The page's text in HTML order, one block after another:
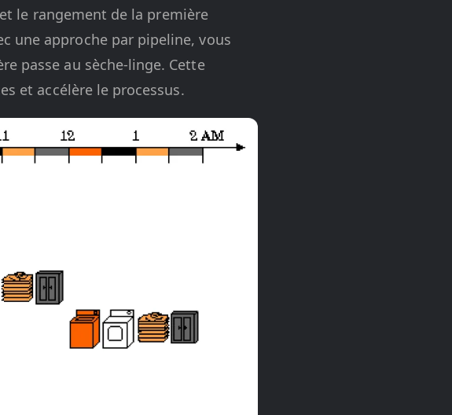
le rangement de la première
une approche par pipeline, vous
passe au sèche-linge. Cette
et accélère le processus.